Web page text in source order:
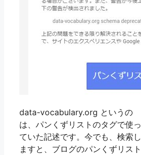
data-vocabulary.org というの
は、パンくずリストのタグで使っ
ていた記述です。今でも、検索し
ますと、ブログのパンくずリスト